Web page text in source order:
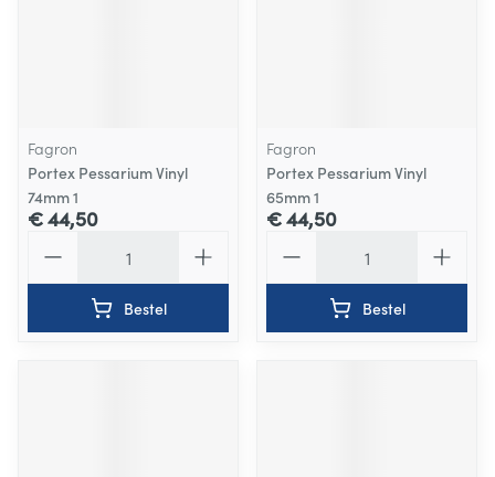
Fagron
Portex Pessarium Vinyl
74mm 1
€ 44,50
Bestel
Fagron
Portex Pessarium Vinyl
65mm 1
€ 44,50
Bestel